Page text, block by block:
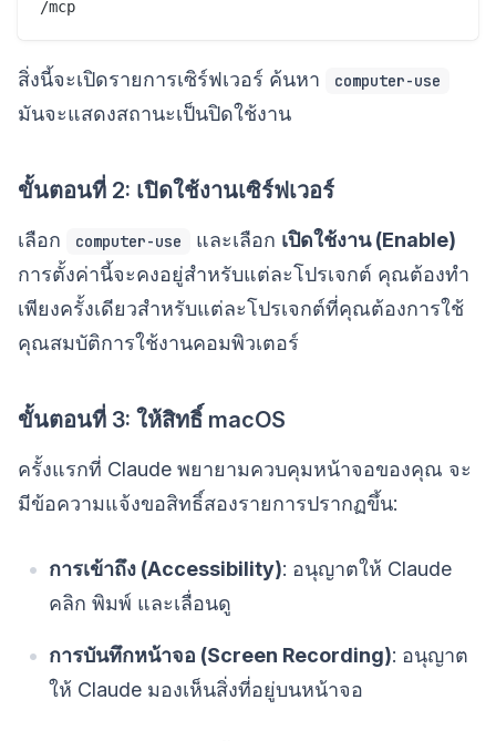
สิ่งนี้จะเปิดรายการเซิร์ฟเวอร์ ค้นหา computer-use
มันจะแสดงสถานะเป็นปิดใช้งาน
ขั้นตอนที่ 2: เปิดใช้งานเซิร์ฟเวอร์
เลือก computer-use และเลือก เปิดใช้งาน (Enable)
การตั้งค่านี้จะคงอยู่สำหรับแต่ละโปรเจกต์ คุณต้องทำ
เพียงครั้งเดียวสำหรับแต่ละโปรเจกต์ที่คุณต้องการใช้
คุณสมบัติการใช้งานคอมพิวเตอร์
ขั้นตอนที่ 3: ให้สิทธิ์ macOS
ครั้งแรกที่ Claude พยายามควบคุมหน้าจอของคุณ จะ
มีข้อความแจ้งขอสิทธิ์สองรายการปรากฏขึ้น:
การเข้าถึง (Accessibility): อนุญาตให้ Claude
คลิก พิมพ์ และเลื่อนดู
การบันทึกหน้าจอ (Screen Recording): อนุญาต
ให้ Claude มองเห็นสิ่งที่อยู่บนหน้าจอ